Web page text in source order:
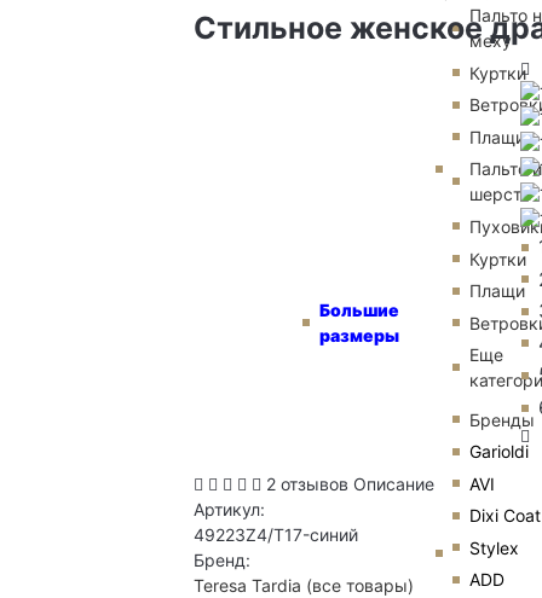
Большие
размеры
Пальто
меху
Куртки
Плащи
Пальто
шерсти
Куртки
Плащи
Еще
Бренды
Garioldi
AVI
Dixi Coat
Stylex
ADD
Стильное женское
2 отзывов Описание
Артикул:
49223Z4/T17-синий
Бренд:
Teresa Tardia (все товары)